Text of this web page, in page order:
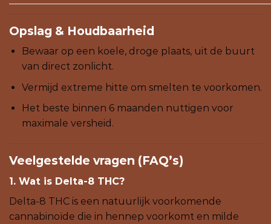
Opslag & Houdbaarheid
Bewaar op een koele, droge plaats, uit de buurt
van direct zonlicht.
Vermijd extreme hitte om smelten te voorkomen.
Het beste binnen 6 maanden nuttigen voor
maximale versheid.
Veelgestelde vragen (FAQ’s)
1. Wat is Delta-8 THC?
Delta-8 THC is een natuurlijk voorkomende
cannabinoïde die in hennep voorkomt en milde